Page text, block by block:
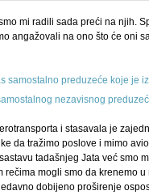
mi radili sada preći na njih.
angažovali na ono što će oni
samostalno preduzeće koje je
nezavisnog
i stasavala je
da tražimo poslove i mimo
tadašnjeg Jata već smo
mogli smo da krenemo
dobijeno proširenje